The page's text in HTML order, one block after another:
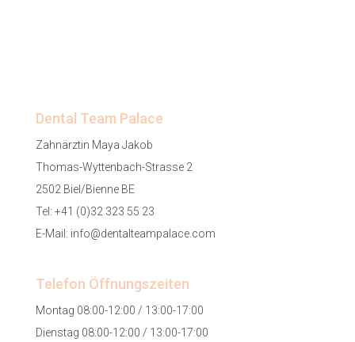
Dental Team Palace
Zahnärztin Maya Jakob
Thomas-Wyttenbach-Strasse 2
2502 Biel/Bienne BE
Tel: +41 (0)32 323 55 23
E-Mail: info@dentalteampalace.com
Telefon Öffnungszeiten
Montag 08:00-12:00 / 13:00-17:00
Dienstag 08:00-12:00 / 13:00-17:00